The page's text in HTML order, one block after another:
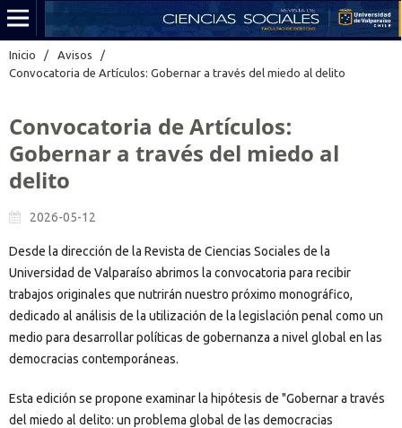
Inicio / Avisos
/
Convocatoria de Artículos: Gobernar a través del miedo al delito
Convocatoria de Artículos:
Gobernar a través del miedo al
delito
2026-05-12
Desde la dirección de la Revista de Ciencias Sociales de la
Universidad de Valparaíso abrimos la convocatoria para recibir
trabajos originales que nutrirán nuestro próximo monográfico,
dedicado al análisis de la utilización de la legislación penal como un
medio para desarrollar políticas de gobernanza a nivel global en las
democracias contemporáneas.
Esta edición se propone examinar la hipótesis de "Gobernar a través
del miedo al delito: un problema global de las democracias